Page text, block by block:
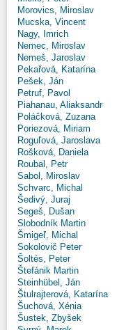
Morovics, Miroslav
Mucska, Vincent
Nagy, Imrich
Nemec, Miroslav
Nemeš, Jaroslav
Pekařová, Katarína
Pešek, Ján
Petruf, Pavol
Piahanau, Aliaksandr
Poláčková, Zuzana
Poriezová, Miriam
Roguľová, Jaroslava
Rošková, Daniela
Roubal, Petr
Sabol, Miroslav
Schvarc, Michal
Šedivý, Juraj
Segeš, Dušan
Slobodník Martin
Šmigeľ, Michal
Sokolovič Peter
Šoltés, Peter
Štefánik Martin
Steinhübel, Ján
Štulrajterová, Katarína
Šuchová, Xénia
Šustek, Zbyšek